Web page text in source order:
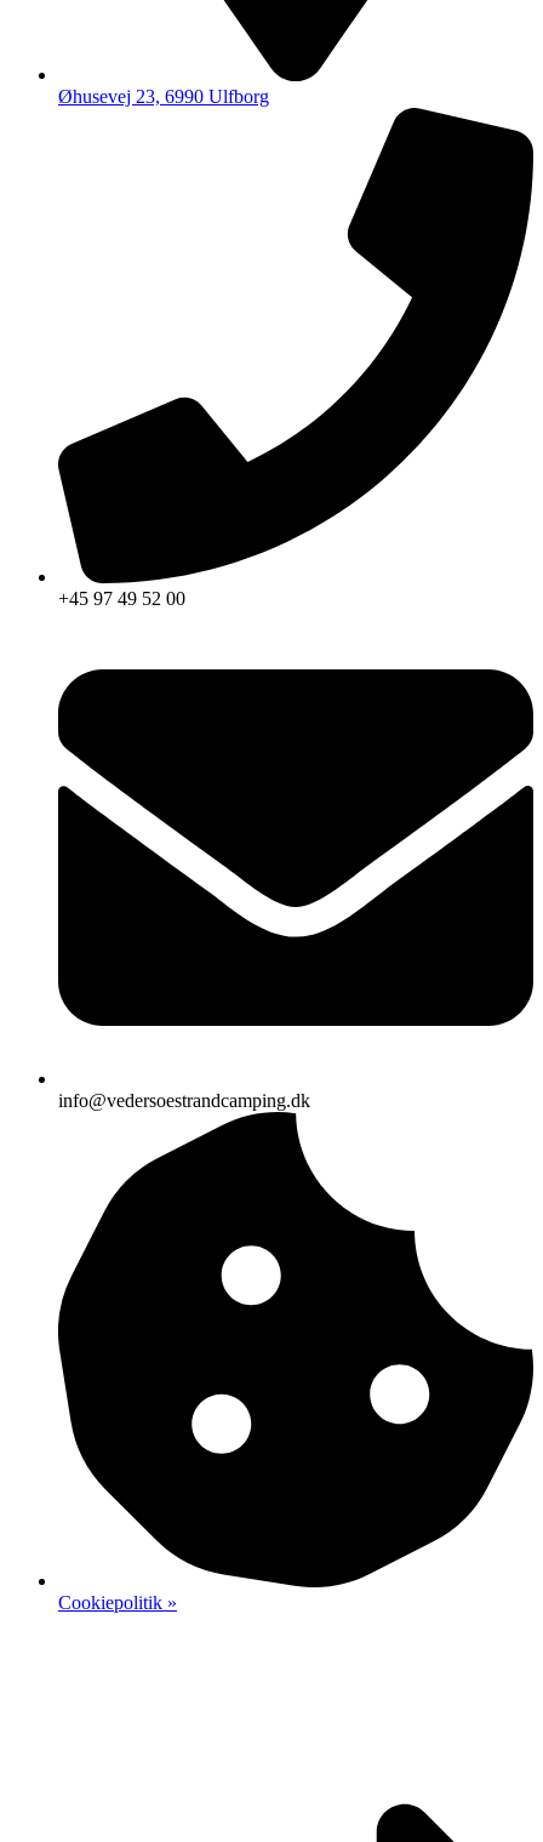
Øhusevej 23, 6990 Ulfborg
+45 97 49 52 00
info@vedersoestrandcamping.dk
Cookiepolitik »